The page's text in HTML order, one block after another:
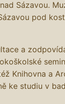
Sázavou.
pod
a
Knihovna a
ke studiu v